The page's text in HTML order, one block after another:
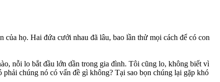
họ. Hai đứa cưới nhau đã lâu, bao lần thử mọi cách để có con
nỗi lo bắt đầu lớn dần trong gia đình. Tôi cũng lo, không biết vì
chúng nó có vấn đề gì không? Tại sao bọn chúng lại gặp khó